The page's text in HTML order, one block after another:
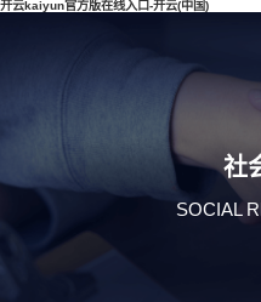
开云kaiyun官方版在线入口-开云(中国)
社
SOCIAL